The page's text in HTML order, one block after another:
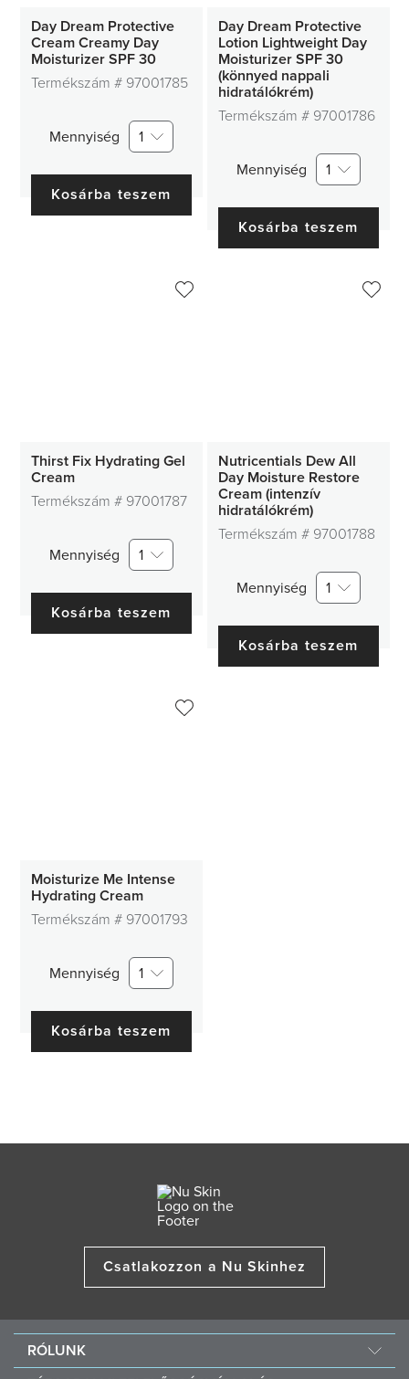
Day Dream Protective
Cream Creamy Day
Moisturizer SPF 30
Termékszám # 97001785
Mennyiség 1
Kosárba teszem
Day Dream Protective
Lotion Lightweight Day
Moisturizer SPF 30
(könnyed nappali
hidratálókrém)
Termékszám # 97001786
Mennyiség 1
Kosárba teszem
Thirst Fix Hydrating Gel
Cream
Termékszám # 97001787
Mennyiség 1
Kosárba teszem
Nutricentials Dew All
Day Moisture Restore
Cream (intenzív
hidratálókrém)
Termékszám # 97001788
Mennyiség 1
Kosárba teszem
Moisturize Me Intense
Hydrating Cream
Termékszám # 97001793
Mennyiség 1
Kosárba teszem
Csatlakozzon a Nu Skinhez
RÓLUNK
A Nu Skinről